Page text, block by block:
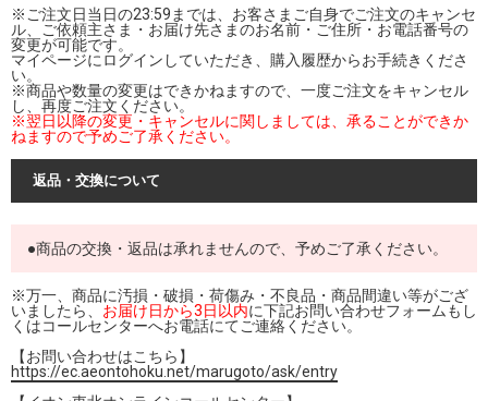
※ご注文日当日の23:59までは、お客さまご自身でご注文のキャンセ
ル、ご依頼主さま・お届け先さまのお名前・ご住所・お電話番号の
変更が可能です。
マイページにログインしていただき、購入履歴からお手続きくださ
い。
※商品や数量の変更はできかねますので、一度ご注文をキャンセル
し、再度ご注文ください。
※翌日以降の変更・キャンセルに関しましては、承ることができか
ねますので予めご了承ください。
返品・交換について
●商品の交換・返品は承れませんので、予めご了承ください。
※万一、商品に汚損・破損・荷傷み・不良品・商品間違い等がござ
いましたら、 お届け日から3日以内に下記お問い合わせフォームもし
くはコールセンターへお電話にてご連絡ください。
【お問い合わせはこちら】
https://ec.aeontohoku.net/marugoto/ask/entry